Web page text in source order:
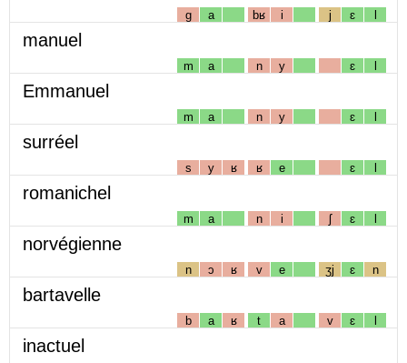
g a bʁ i j ɛ l
manuel
m a n y ɛ l
Emmanuel
m a n y ɛ l
surréel
s y ʁ ʁ e ɛ l
romanichel
m a n i ʃ ɛ l
norvégienne
n ɔ ʁ v e ʒj ɛ n
bartavelle
b a ʁ t a v ɛ l
inactuel